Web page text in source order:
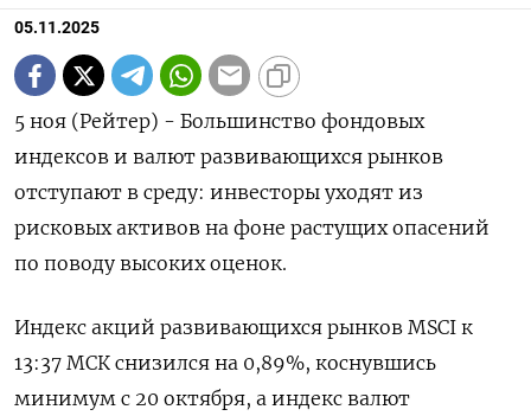
05.11.2025
5 ноя (Рейтер) - Большинство фондовых
индексов и валют развивающихся рынков
отступают в среду: инвесторы уходят из
рисковых активов на фоне растущих опасений
по поводу высоких оценок.
Индекс акций развивающихся рынков MSCI к
13:37 МСК снизился на 0,89%, коснувшись
минимум с 20 октября, а индекс валют